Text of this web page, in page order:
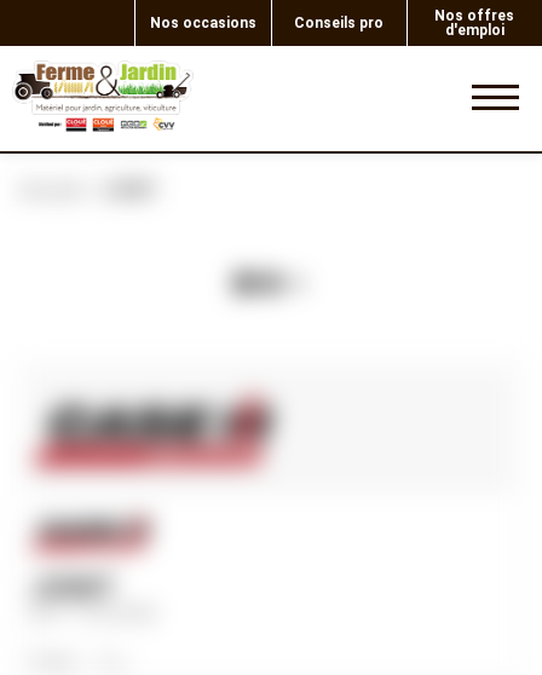
Nos occasions Conseils pro
Nos offres
d'emploi
Ref. 712294R3